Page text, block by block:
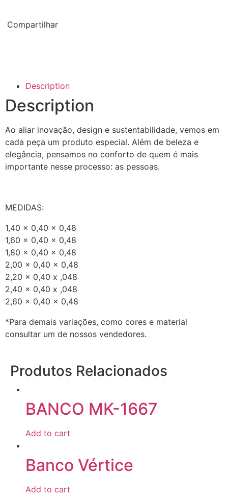
Compartilhar
Description
Description
Ao aliar inovação, design e sustentabilidade, vemos em
cada peça um produto especial. Além de beleza e
elegância, pensamos no conforto de quem é mais
importante nesse processo: as pessoas.
MEDIDAS:
1,40 x 0,40 x 0,48
1,60 x 0,40 x 0,48
1,80 x 0,40 x 0,48
2,00 x 0,40 x 0,48
2,20 x 0,40 x ,048
2,40 x 0,40 x ,048
2,60 x 0,40 x 0,48
*Para demais variações, como cores e material
consultar um de nossos vendedores.
Produtos Relacionados
BANCO MK-1667
Add to cart
Banco Vértice
Add to cart